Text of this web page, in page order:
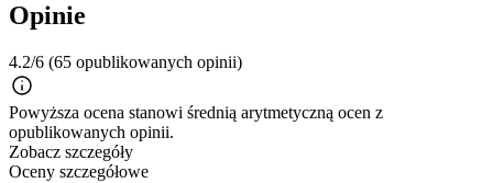
Opinie
4.2/6 (65 opublikowanych opinii)
Powyższa ocena stanowi średnią arytmetyczną ocen z
opublikowanych opinii.
Zobacz szczegóły
Oceny szczegółowe